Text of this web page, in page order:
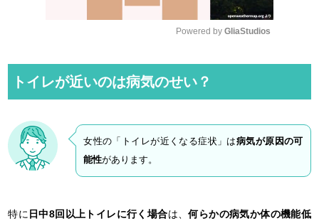
e
Powered by GliaStudios
トイレが近いのは病気のせい？
女性の「トイレが近くなる症状」は病気が原因の可
能性があります。
特に 日中8回以上トイレに行く場合は、何らかの病気か体の機能低